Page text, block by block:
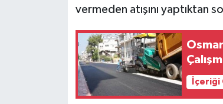
vermeden atışını yaptıktan